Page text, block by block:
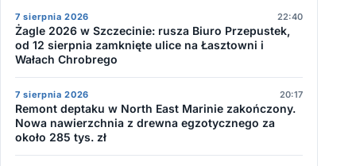
7 sierpnia 2026 22:40
Żagle 2026 w Szczecinie: rusza Biuro Przepustek,
od 12 sierpnia zamknięte ulice na Łasztowni i
Wałach Chrobrego
7 sierpnia 2026 20:17
Remont deptaku w North East Marinie zakończony.
Nowa nawierzchnia z drewna egzotycznego za
około 285 tys. zł